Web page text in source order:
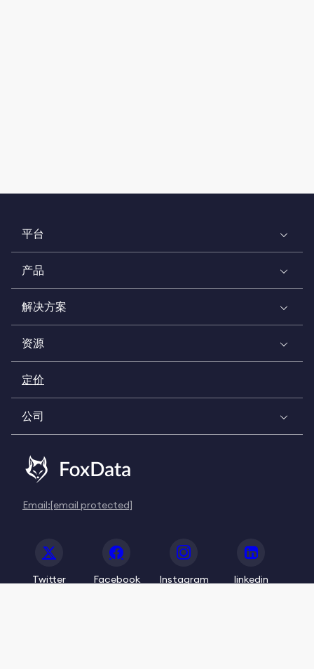
平台
产品
解决方案
资源
定价
公司
Email:[email protected]
Twitter Facebook Instagram linkedin